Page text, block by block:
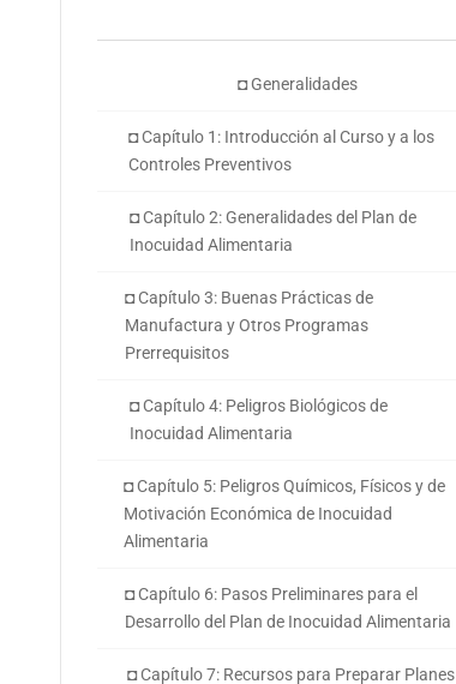
◘ Generalidades
◘ Capítulo 1: Introducción al Curso y a los
Controles Preventivos
◘ Capítulo 2: Generalidades del Plan de
Inocuidad Alimentaria
◘ Capítulo 3: Buenas Prácticas de
Manufactura y Otros Programas
Prerrequisitos
◘ Capítulo 4: Peligros Biológicos de
Inocuidad Alimentaria
◘ Capítulo 5: Peligros Químicos, Físicos y de
Motivación Económica de Inocuidad
Alimentaria
◘ Capítulo 6: Pasos Preliminares para el
Desarrollo del Plan de Inocuidad Alimentaria
◘ Capítulo 7: Recursos para Preparar Planes